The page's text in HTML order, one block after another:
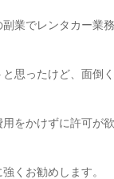
副業でレンタカー業
と思ったけど、面倒
用をかけずに許可が
くお勧めします。